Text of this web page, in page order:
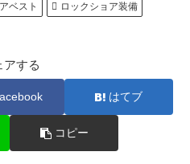
ベスト
ロックショア装備
アする
はてブ
コピー